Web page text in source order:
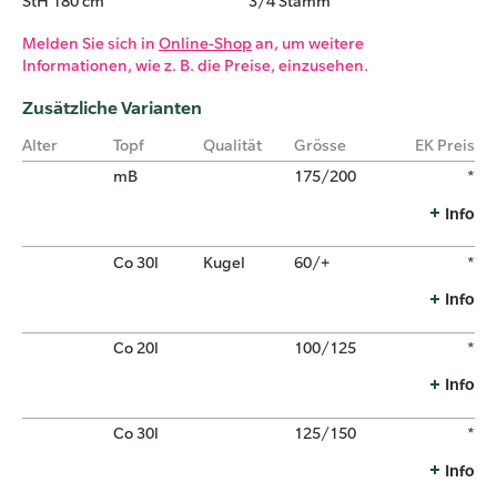
Melden Sie sich in Online-Shopan, um weitere
Informationen, wie z. B. die Preise, einzusehen.
Zusätzliche Varianten
Alter Topf Qualität Grösse
EK Preis
mB
175/200 *
Info
Co 30l Kugel 60/+ *
Info
Co 20l 100/125 *
Info
Co 30l 125/150 *
Info